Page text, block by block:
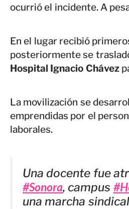
ocurrió el incidente. A
En el lugar recibió
posteriormente se
Hospital Ignacio Chávez
La movilización se
emprendidas por el
laborales.
Una docente fue
#Sonora, campus
una marcha